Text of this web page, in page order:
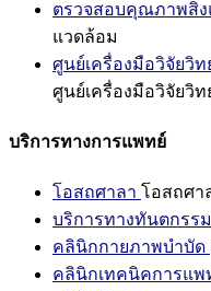
ตรวจสอบคุณภาพสิ่ง
แวดล้อม
ศูนย์เครื่องมือวิจัยวิท
ศูนย์เครื่องมือวิจัยวิท
บริการทางการแพทย์
โอสถศาลา โอสถศา
บริการทางทันตกรรม
คลินิกกายภาพบำบัด
คลินิกเทคนิคการแพ